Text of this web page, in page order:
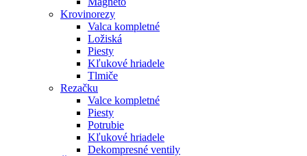
Krovinorezy
Valca kompletné
Ložiská
Piesty
Kľukové hriadele
Tlmiče
Rezačku
Valce kompletné
Piesty
Potrubie
Kľukové hriadele
Dekompresné ventily